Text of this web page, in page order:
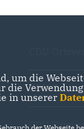
CDU
CDU
um die
die
in unserer